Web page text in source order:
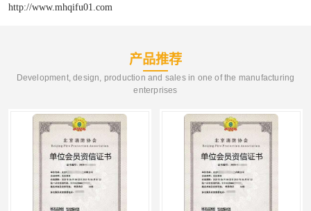
http://www.mhqifu01.com
产品推荐
Development, design, production and sales in one of the manufacturing
enterprises